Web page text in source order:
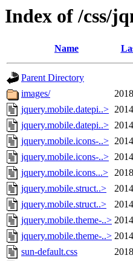
Index of /css/
Name
Parent Directory
images/
jquery.mobile.datepi..>
jquery.mobile.datepi..>
jquery.mobile.icons-..>
jquery.mobile.icons-..>
jquery.mobile.icons...>
jquery.mobile.struct..>
jquery.mobile.struct..>
jquery.mobile.theme-..>
jquery.mobile.theme-..>
sun-default.css